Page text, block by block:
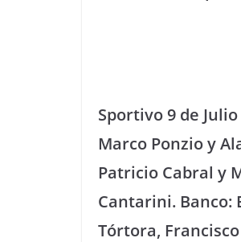
Sportivo 9 de
Marco Ponzio y
Patricio Cabral y
Cantarini. Banco:
Tórtora, Francisco